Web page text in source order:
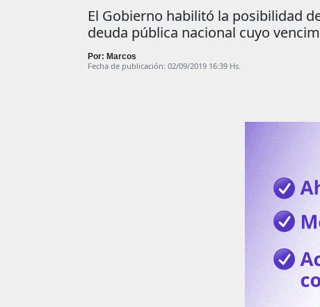
El Gobierno habilitó la posibilidad
deuda pública nacional cuyo
Por: Marcos
Fecha de publicación: 02/09/2019 16:39 Hs.